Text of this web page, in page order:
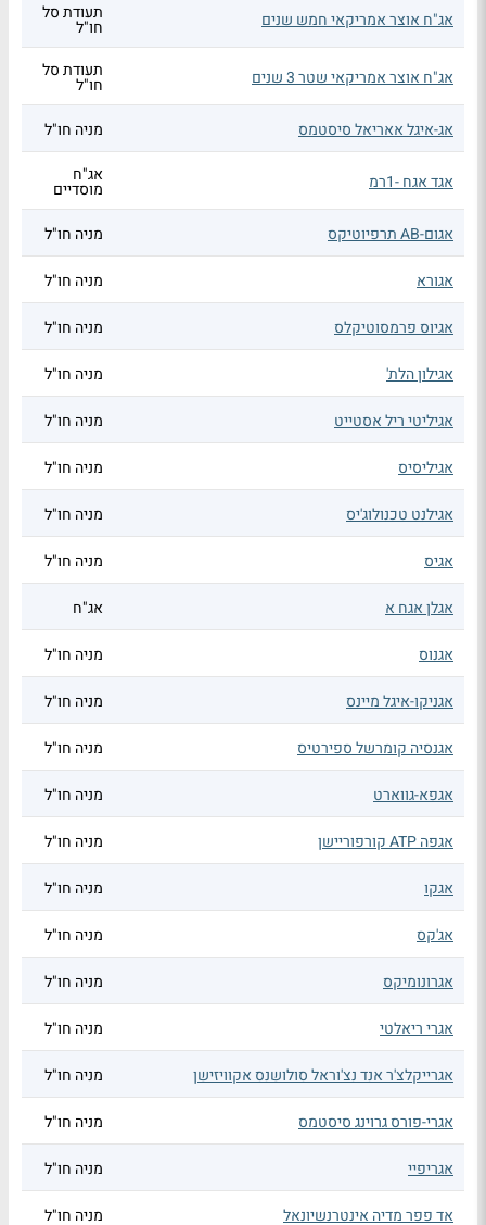
אג"ח אוצר אמריקאי חמש שנים תעודת סל
חו"ל
אג"ח אוצר אמריקאי שטר 3 שנים תעודת סל
חו"ל
אג-איגל אאריאל סיסטמס
מניה חו"ל
אגד אגח -1רמ אג"ח
מוסדיים
אגום-AB תרפיוטיקס
מניה חו"ל
אגורא מניה חו"ל
אגיוס פרמסוטיקלס מניה חו"ל
אגילון הלת' מניה חו"ל
אגיליטי ריל אסטייט מניה חו"ל
אגיליסיס מניה חו"ל
אגילנט טכנולוג'יס מניה חו"ל
אגיס מניה חו"ל
אגלן אגח א אג"ח
אגנוס מניה חו"ל
אגניקו-איגל מיינס מניה חו"ל
אגנסיה קומרשל ספירטיס מניה חו"ל
אגפא-גווארט מניה חו"ל
אגפה ATP קורפוריישן מניה חו"ל
אגקו מניה חו"ל
אג'קס מניה חו"ל
אגרונומיקס מניה חו"ל
אגרי ריאלטי מניה חו"ל
אגרייקלצ'ר אנד נצ'וראל סולושנס אקוויזישן מניה חו"ל
אגרי-פורס גרוינג סיסטמס מניה חו"ל
אגריפיי מניה חו"ל
אד פפר מדיה אינטרנשיונאל מניה חו"ל